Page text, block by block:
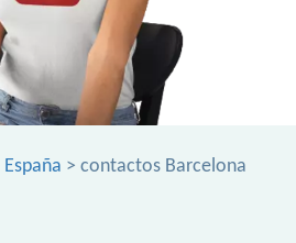
España > contactos Barcelona